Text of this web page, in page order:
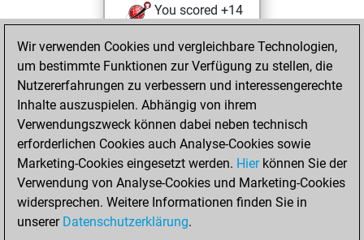
You scored +14
Mittwoch, Januar
15, 2025
You achieved a
BeautyScore of 1
Fritz
You
achieved a new Elo
of 1586
You created
Wir verwenden Cookies und vergleichbare Technologien,
um bestimmte Funktionen zur Verfügung zu stellen, die
Nutzererfahrungen zu verbessern und interessengerechte
Inhalte auszuspielen. Abhängig von ihrem
Verwendungszweck können dabei neben technisch
erforderlichen Cookies auch Analyse-Cookies sowie
Marketing-Cookies eingesetzt werden. Hierkönnen Sie der
Verwendung von Analyse-Cookies und Marketing-Cookies
widersprechen. Weitere Informationen finden Sie in
unserer Datenschutzerklärung.